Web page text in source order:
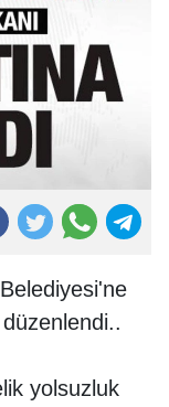
düzenlendi..
yolsuzluk